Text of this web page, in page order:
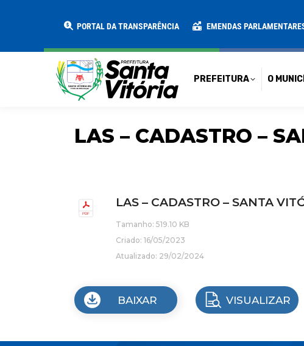
PORTAL DA TRANSPARÊNCIA EMENDAS
PREFEITURA O
LAS – CADASTRO –
LAS – CADASTRO – SANTA
Tamanho: 519.10 KB
Criado: 16/05/2023
Atualizado: 29/02/2024
BAIXAR VISUALIZAR